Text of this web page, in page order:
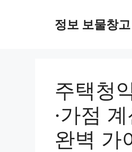
정보 보물창고
주택청
·가점
완벽 가